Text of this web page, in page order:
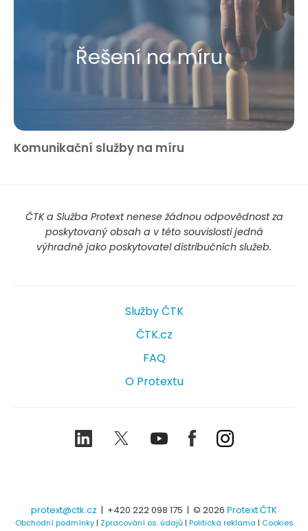
Řešení na míru
Komunikační služby na míru
ČTK a Služba Protext nenese žádnou odpovědnost za
poskytovaný obsah a v této souvislosti jedná
výhradně jako poskytovatel distribučních služeb.
Služby ČTK
ČTK.cz
FAQ
O Protextu
LinkedIn TwitterYoutubeFacebookInstagram
protext@ctk.cz | +420 222 098 175 | © 2026 Protext ČTK
Obchodní podmínky| Zpracování os. údajů| Politická reklama | Cookies